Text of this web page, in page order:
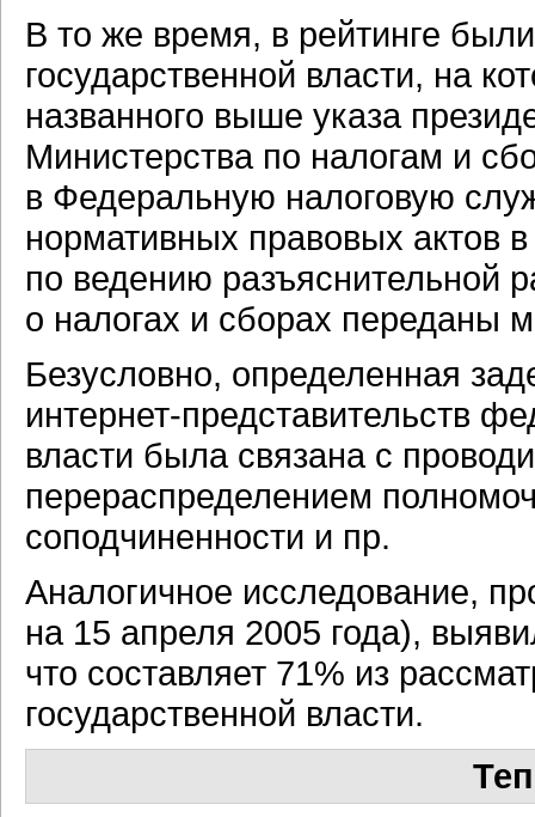
В то же время, в рейтинге
государственной власти, на
названного выше указа
Министерства по налогам и
в Федеральную налоговую
нормативных правовых актов
по ведению разъяснительной
о налогах и сборах переданы
Безусловно, определенная
интернет-представительств
власти была связана с
перераспределением
соподчиненности и пр.
Аналогичное исследование,
на 15 апреля 2005 года),
что составляет 71% из
государственной власти.